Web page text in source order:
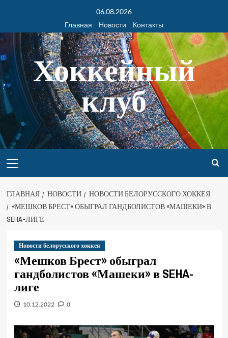
06.08.2026
Главная
Новости Контакты
Хоккейный
клуб
ГЛАВНАЯ НОВОСТИ
НОВОСТИ БЕЛОРУССКОГО ХОККЕЯ
«МЕШКОВ БРЕСТ» ОБЫГРАЛ ГАНДБОЛИСТОВ «МАШЕКИ» В
SEHA-ЛИГЕ
Новости белорусского хоккея
«Мешков Брест» обыграл
гандболистов «Машеки» в SEHA-
лиге
10.12.2022 0